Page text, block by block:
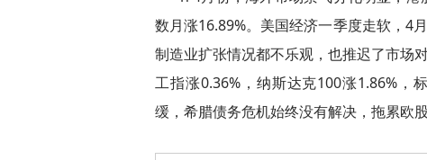
数月涨16.89%。美国经济一季度走软，4
制造业扩张情况都不乐观，也推迟了市场
工指涨0.36%，纳斯达克100涨1.86%，
缓，希腊债务危机始终没有解决，拖累欧